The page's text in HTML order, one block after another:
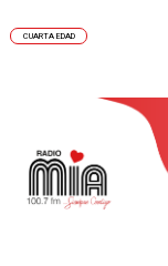
CUARTA EDAD